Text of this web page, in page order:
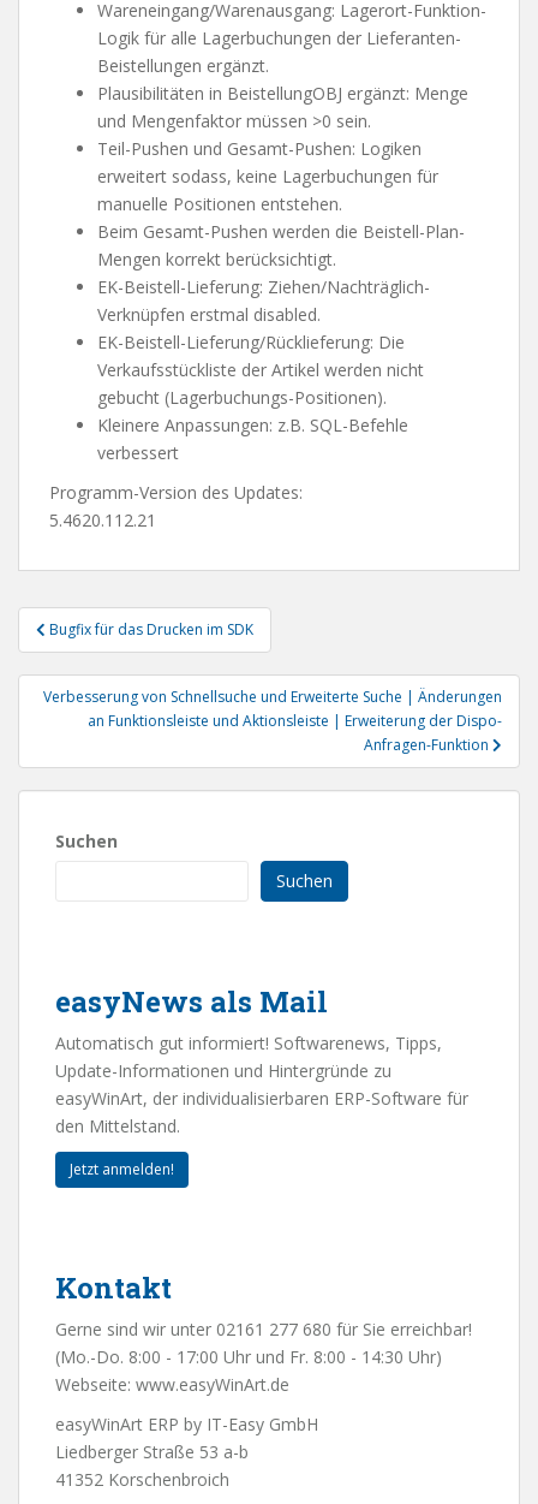
Wareneingang/Warenausgang: Lagerort-Funktion-
Logik für alle Lagerbuchungen der Lieferanten-
Beistellungen ergänzt.
Plausibilitäten in BeistellungOBJ ergänzt: Menge
und Mengenfaktor müssen >0 sein.
Teil-Pushen und Gesamt-Pushen: Logiken
erweitert sodass, keine Lagerbuchungen für
manuelle Positionen entstehen.
Beim Gesamt-Pushen werden die Beistell-Plan-
Mengen korrekt berücksichtigt.
EK-Beistell-Lieferung: Ziehen/Nachträglich-
Verknüpfen erstmal disabled.
EK-Beistell-Lieferung/Rücklieferung: Die
Verkaufsstückliste der Artikel werden nicht
gebucht (Lagerbuchungs-Positionen).
Kleinere Anpassungen: z.B. SQL-Befehle
verbessert
Programm-Version des Updates:
5.4620.112.21
Beitragsnavigation
Bugfix für das Drucken im SDK
Verbesserung von Schnellsuche und Erweiterte Suche | Änderungen
an Funktionsleiste und Aktionsleiste | Erweiterung der Dispo-
Anfragen-Funktion
Suchen
Suchen
easyNews als Mail
Automatisch gut informiert! Softwarenews, Tipps,
Update-Informationen und Hintergründe zu
easyWinArt, der individualisierbaren ERP-Software für
den Mittelstand.
Jetzt anmelden!
Kontakt
Gerne sind wir unter 02161 277 680 für Sie erreichbar!
(Mo.-Do. 8:00 - 17:00 Uhr und Fr. 8:00 - 14:30 Uhr)
Webseite: www.easyWinArt.de
easyWinArt ERP by IT-Easy GmbH
Liedberger Straße 53 a-b
41352 Korschenbroich